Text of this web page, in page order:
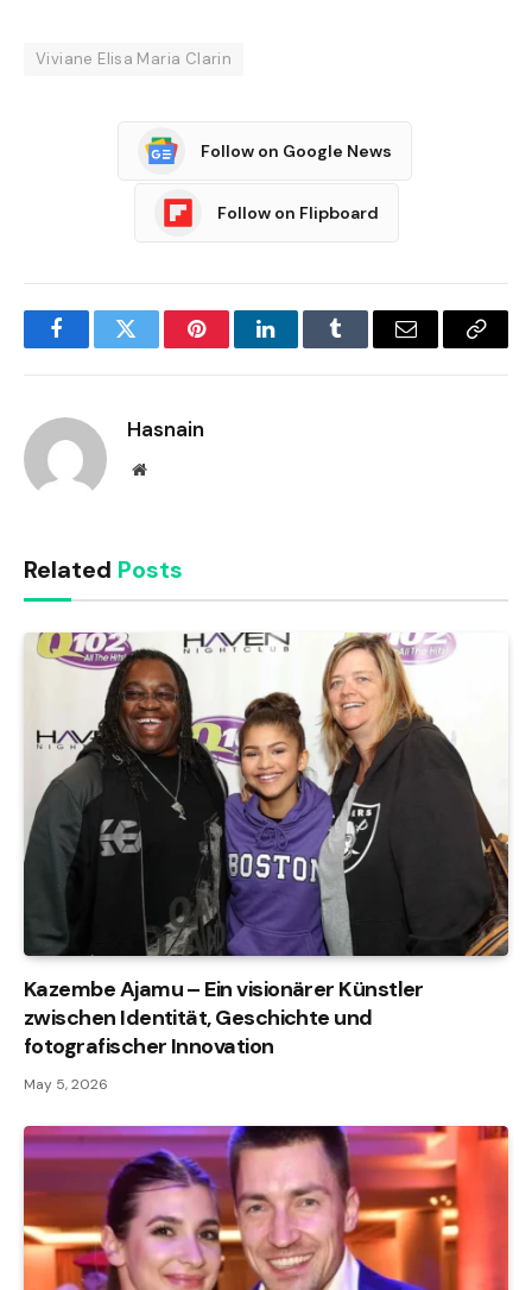
Viviane Elisa Maria Clarin
Follow on Google News
Follow on Flipboard
FacebookTwitter PinterestLinkedInTumblr Email
Copy
Hasnain
Website
Related Posts
Kazembe Ajamu – Ein visionärer Künstler
zwischen Identität, Geschichte und
fotografischer Innovation
May 5, 2026